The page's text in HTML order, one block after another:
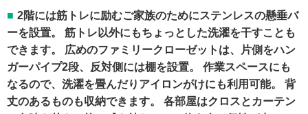
2階には筋トレに励むご家族のためにステンレスの懸垂バ
ーを設置。 筋トレ以外にもちょっとした洗濯を干すことも
できます。 広めのファミリークローゼットは、片側をハン
ガーパイプ2段、反対側には棚を設置。 作業スペースにも
なるので、洗濯を畳んだりアイロンがけにも利用可能。 背
丈のあるものも収納できます。 各部屋はクロスとカーテン